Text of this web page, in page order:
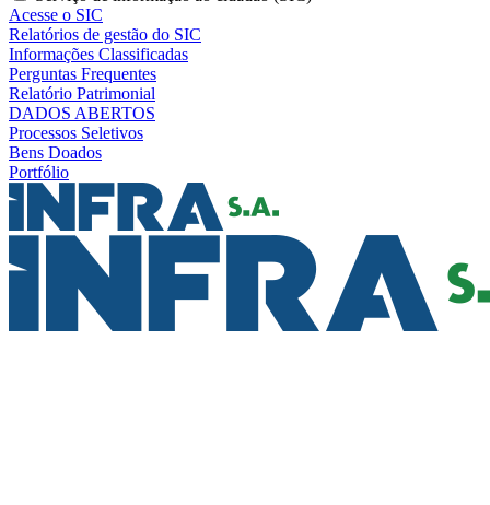
Acesse o SIC
Relatórios de gestão do SIC
Informações Classificadas
Perguntas Frequentes
Relatório Patrimonial
DADOS ABERTOS
Processos Seletivos
Bens Doados
Portfólio